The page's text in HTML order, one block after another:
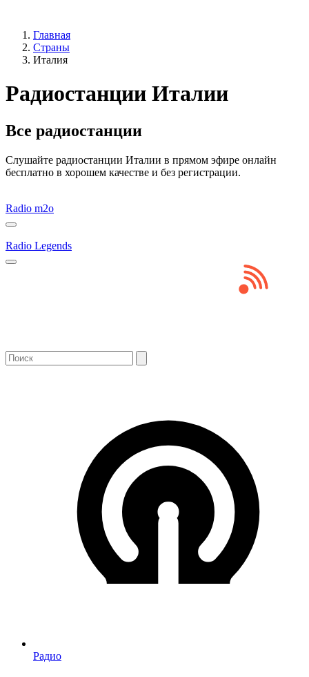
Главная
Страны
Италия
Радиостанции Италии
Все радиостанции
Слушайте радиостанции Италии в прямом эфире онлайн
бесплатно в хорошем качестве и без регистрации.
Radio m2o
Radio Legends
Радио